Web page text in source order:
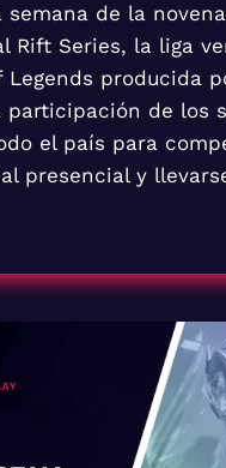
semana de la
Rift Series, la liga
Legends producida
participación de los
el país para
presencial y